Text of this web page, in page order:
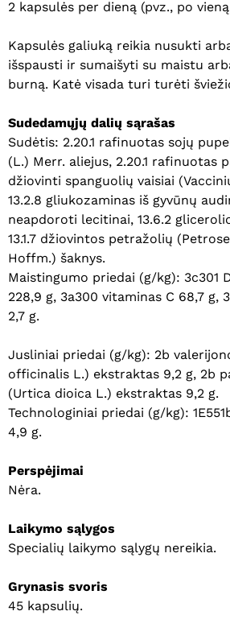
2 kapsulės per dieną (pvz., po
Kapsulės galiuką reikia nusukti
išspausti ir sumaišyti su maistu
burną. Katė visada turi turėti
Sudedamųjų dalių sąrašas
Sudėtis: 2.20.1 rafinuotas sojų
(L.) Merr. aliejus, 2.20.1 rafinuotas
džiovinti spanguolių vaisiai
13.2.8 gliukozaminas iš gyvūnų
neapdoroti lecitinai, 13.6.2
13.1.7 džiovintos petražolių
Hoffm.) šaknys.
Maistingumo priedai (g/kg): 3c301
228,9 g, 3a300 vitaminas C 68,7 g,
2,7 g.
Jusliniai priedai (g/kg): 2b
officinalis L.) ekstraktas 9,2 g, 2b
(Urtica dioica L.) ekstraktas 9,2 g.
Technologiniai priedai (g/kg):
4,9 g.
Perspėjimai
Nėra.
Laikymo sąlygos
Specialių laikymo sąlygų nereikia.
Grynasis svoris
45 kapsulių.